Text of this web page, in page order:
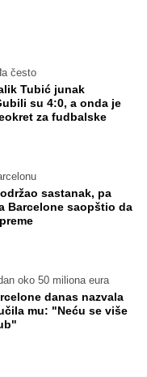
često
Tubić junak
su 4:0, a onda je
za fudbalske
sastanak, pa
Barcelone saopštio da
oko 50 miliona eura
danas nazvala
mu: "Neću se više